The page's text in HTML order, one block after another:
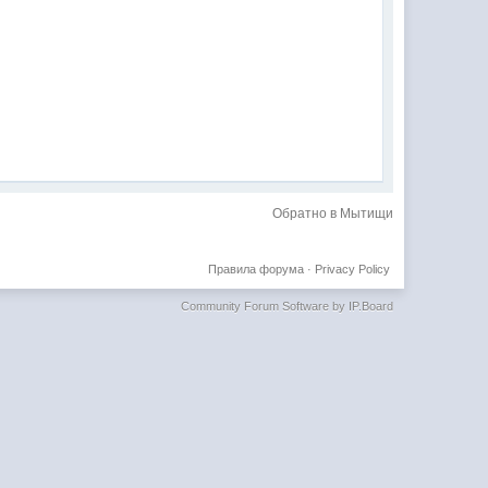
Обратно в Мытищи
Privacy Policy
Правила форума·
Community Forum Software by IP.Board